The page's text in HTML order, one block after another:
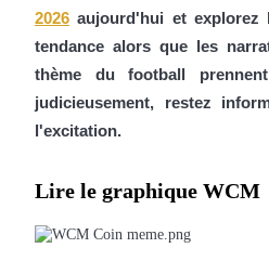
Cochon de puissance
Gagnez quotidiennement des
2026 aujourd'hui et explorez
tendance alors que les
thème du football
judicieusement, restez
l'excitation.
Lire le graphique WCM